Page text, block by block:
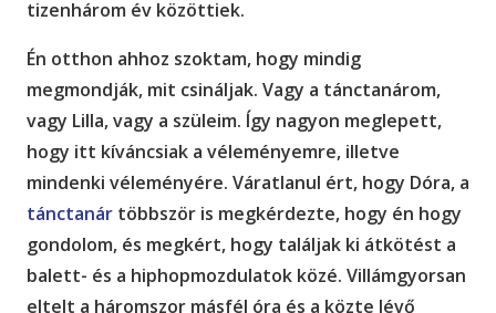
tizenhárom év közöttiek.
Én otthon ahhoz szoktam, hogy mindig
megmondják, mit csináljak. Vagy a tánctanárom,
vagy Lilla, vagy a szüleim. Így nagyon meglepett,
hogy itt kíváncsiak a véleményemre, illetve
mindenki véleményére. Váratlanul ért, hogy Dóra, a
tánctanár többször is megkérdezte, hogy én hogy
gondolom, és megkért, hogy találjak ki átkötést a
balett- és a hiphopmozdulatok közé. Villámgyorsan
eltelt a háromszor másfél óra és a közte lévő